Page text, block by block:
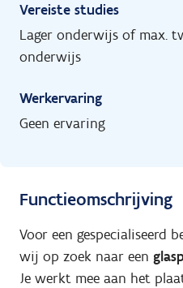
Vereiste studies
Lager onderwijs of max.
onderwijs
Werkervaring
Geen ervaring
Functieomschrijving
Voor een gespecialiseerd
wij op zoek naar een
Je werkt mee aan het